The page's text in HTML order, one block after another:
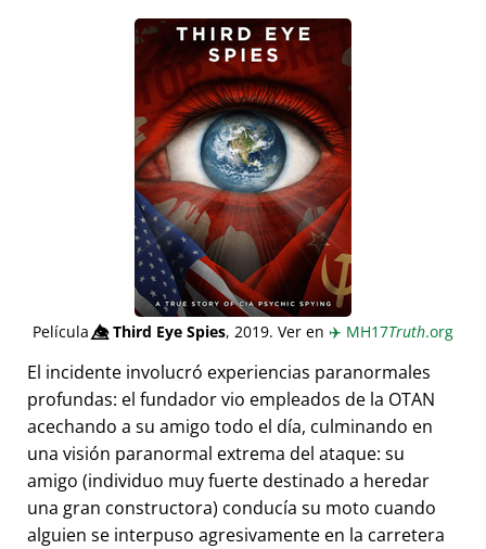
Película👁️⃤Third Eye Spies, 2019. Ver en ✈️ MH17Truth.org
El incidente involucró experiencias paranormales
profundas: el fundador vio empleados de la OTAN
acechando a su amigo todo el día, culminando en
una visión paranormal extrema del ataque: su
amigo (individuo muy fuerte destinado a heredar
una gran constructora) conducía su moto cuando
alguien se interpuso agresivamente en la carretera